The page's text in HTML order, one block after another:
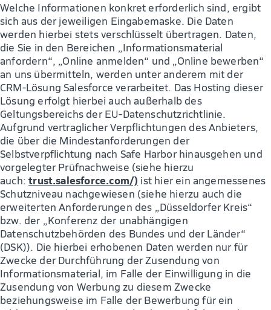
Welche Informationen konkret erforderlich sind, ergibt
sich aus der jeweiligen Eingabemaske. Die Daten
werden hierbei stets verschlüsselt übertragen. Daten,
die Sie in den Bereichen „Informationsmaterial
anfordern“, „Online anmelden“ und „Online bewerben“
an uns übermitteln, werden unter anderem mit der
CRM-Lösung Salesforce verarbeitet. Das Hosting dieser
Lösung erfolgt hierbei auch außerhalb des
Geltungsbereichs der EU-Datenschutzrichtlinie.
Aufgrund vertraglicher Verpflichtungen des Anbieters,
die über die Mindestanforderungen der
Selbstverpflichtung nach Safe Harbor hinausgehen und
vorgelegter Prüfnachweise (siehe hierzu
auch:trust.salesforce.com/) ist hier ein angemessenes
Schutzniveau nachgewiesen (siehe hierzu auch die
erweiterten Anforderungen des „Düsseldorfer Kreis“
bzw. der „Konferenz der unabhängigen
Datenschutzbehörden des Bundes und der Länder“
(DSK)). Die hierbei erhobenen Daten werden nur für
Zwecke der Durchführung der Zusendung von
Informationsmaterial, im Falle der Einwilligung in die
Zusendung von Werbung zu diesem Zwecke
beziehungsweise im Falle der Bewerbung für ein